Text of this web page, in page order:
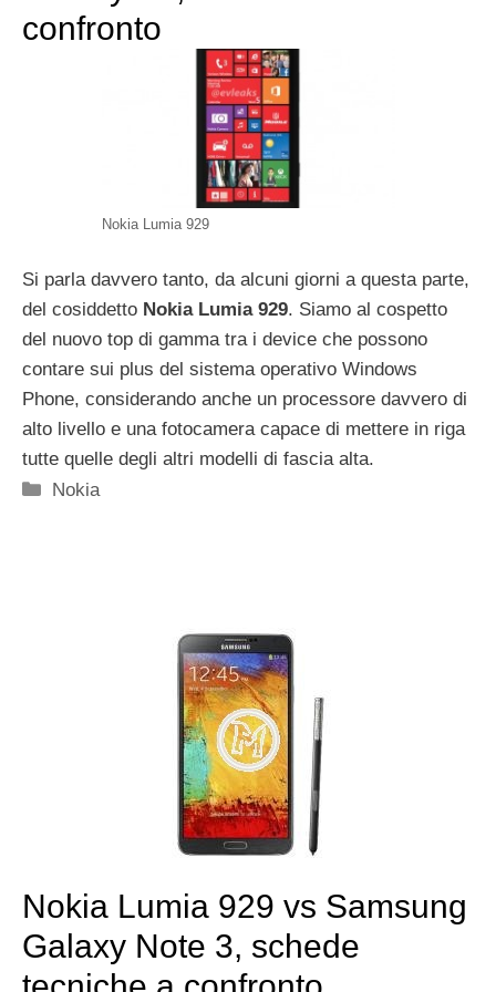
confronto
Nokia Lumia 929
Si parla davvero tanto, da alcuni giorni a questa parte,
del cosiddetto Nokia Lumia 929. Siamo al cospetto
del nuovo top di gamma tra i device che possono
contare sui plus del sistema operativo Windows
Phone, considerando anche un processore davvero di
alto livello e una fotocamera capace di mettere in riga
tutte quelle degli altri modelli di fascia alta.
Categorie
Nokia
Nokia Lumia 929 vs Samsung
Galaxy Note 3, schede